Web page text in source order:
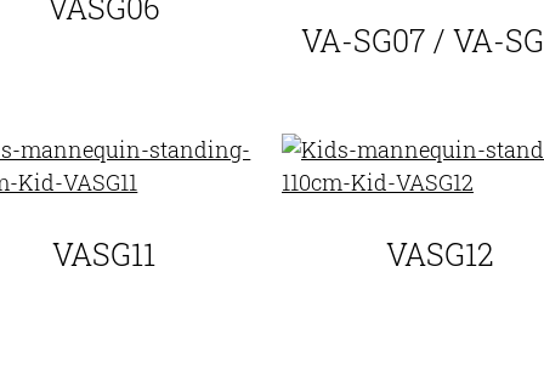
VASG06
VA-SG07 / VA-
VASG11 VASG12